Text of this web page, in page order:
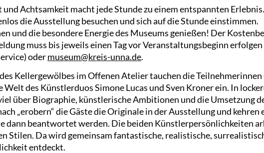
Achtsamkeit macht jede Stunde zu einem entspannten
die Ausstellung besuchen und sich auf die Stunde einstimmen.
und die besondere Energie des Museums genießen! Der
muss bis jeweils einen Tag vor Veranstaltungsbeginn
odermuseum@kreis-unna.de.
Kellergewölbes im Offenen Atelier tauchen die Teilnehmerinnen
Welt des Künstlerduos Simone Lucas und Sven Kroner ein. In
über Biographie, künstlerische Ambitionen und die Umsetzung
„erobern“ die Gäste die Originale in der Ausstellung und kehren
dann beantwortet werden. Die beiden Künstlerpersönlichkeiten
Stilen. Da wird gemeinsam fantastische, realistische,
entdeckt.